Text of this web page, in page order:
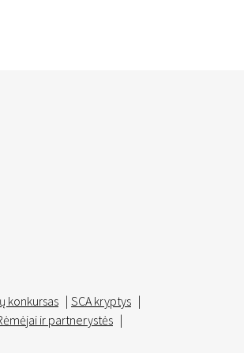
konkursas | SCA kryptys |
ir partnerystės |